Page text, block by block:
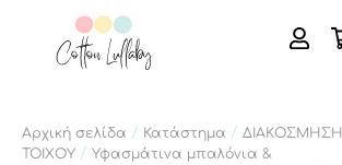
Αρχική σελίδα / Κατάστημα / ΔΙΑΚΟΣΜΗΣΗ
ΤΟΙΧΟΥ / Υφασμάτινα μπαλόνια &